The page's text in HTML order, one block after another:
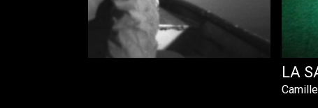
LA